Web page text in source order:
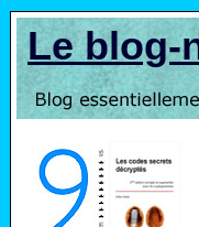
Le blog-